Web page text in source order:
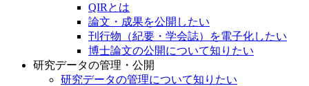
QIRとは
論文・成果を公開したい
刊行物（紀要・学会誌）を電子化したい
博士論文の公開について知りたい
研究データの管理・公開
研究データの管理について知りたい